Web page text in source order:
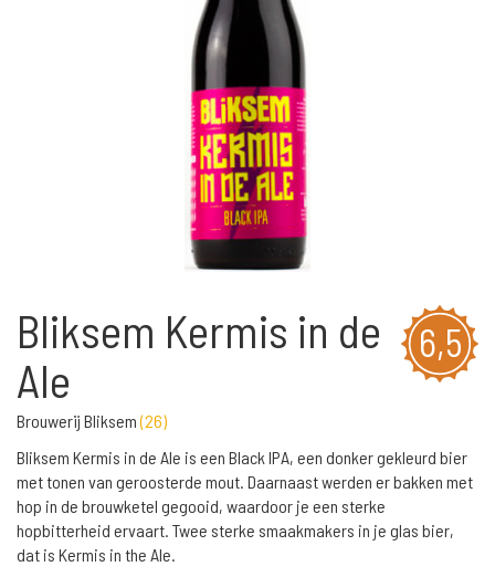
6,5
Bliksem Kermis in de
Ale
Brouwerij Bliksem(26)
Bliksem Kermis in de Ale is een Black IPA, een donker gekleurd bier
met tonen van geroosterde mout. Daarnaast werden er bakken met
hop in de brouwketel gegooid, waardoor je een sterke
hopbitterheid ervaart. Twee sterke smaakmakers in je glas bier,
dat is Kermis in the Ale.